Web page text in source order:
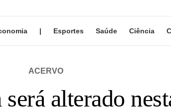
| Esportes Saúde Ciência
ACERVO
alterado